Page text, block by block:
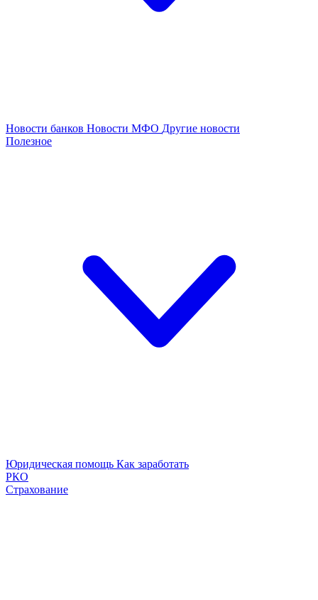
Новости банков Новости МФО Другие новости
Полезное
Юридическая помощь Как заработать
РКО
Страхование